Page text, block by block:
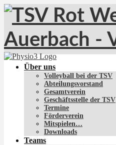
Über uns
Volleyball bei der TSV
Abteilungsvorstand
Gesamtverein
Geschäftsstelle der TSV
Termine
Förderverein
Mitspielen…
Downloads
Teams